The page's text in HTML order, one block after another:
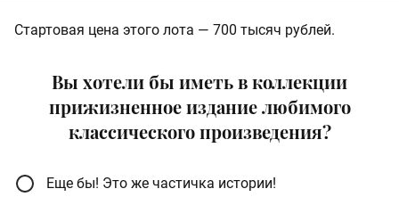
Стартовая цена этого лота — 700 тысяч рублей.
Вы хотели бы иметь в коллекции
прижизненное издание любимого
классического произведения?
Еще бы! Это же частичка истории!